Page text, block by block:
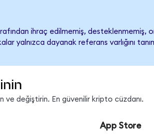
ihraç edilmemiş, desteklenmemiş,
yalnızca dayanak referans varlığını
ve değiştirin. En güvenilir kripto cüzdanı.
App Store